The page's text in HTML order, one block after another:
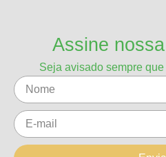
Assine
Seja avisado sempre